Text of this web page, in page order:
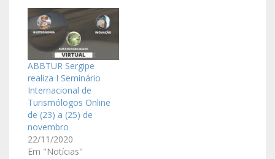
ABBTUR Sergipe
realiza I Seminário
Internacional de
Turismólogos Online
de (23) a (25) de
novembro
22/11/2020
Em "Notícias"